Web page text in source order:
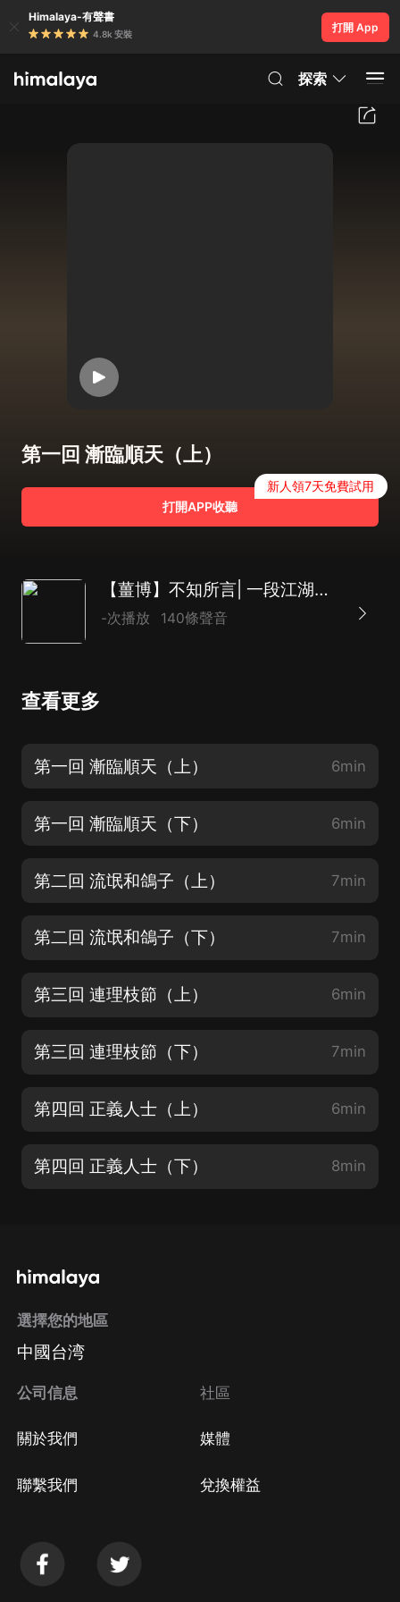
Himalaya-有聲書
4.8k 安裝
打開 App
探索
第一回 漸臨順天（上）
打開APP收聽
新人領7天免費試用
【薑博】不知所言| 一段江湖往事
-次播放 140條聲音
查看更多
第一回 漸臨順天（上） 6min
第一回 漸臨順天（下） 6min
第二回 流氓和鴿子（上） 7min
第二回 流氓和鴿子（下） 7min
第三回 連理枝節（上） 6min
第三回 連理枝節（下） 7min
第四回 正義人士（上） 6min
第四回 正義人士（下） 8min
選擇您的地區
中國台湾
公司信息
關於我們
聯繫我們
社區
媒體
兌換權益